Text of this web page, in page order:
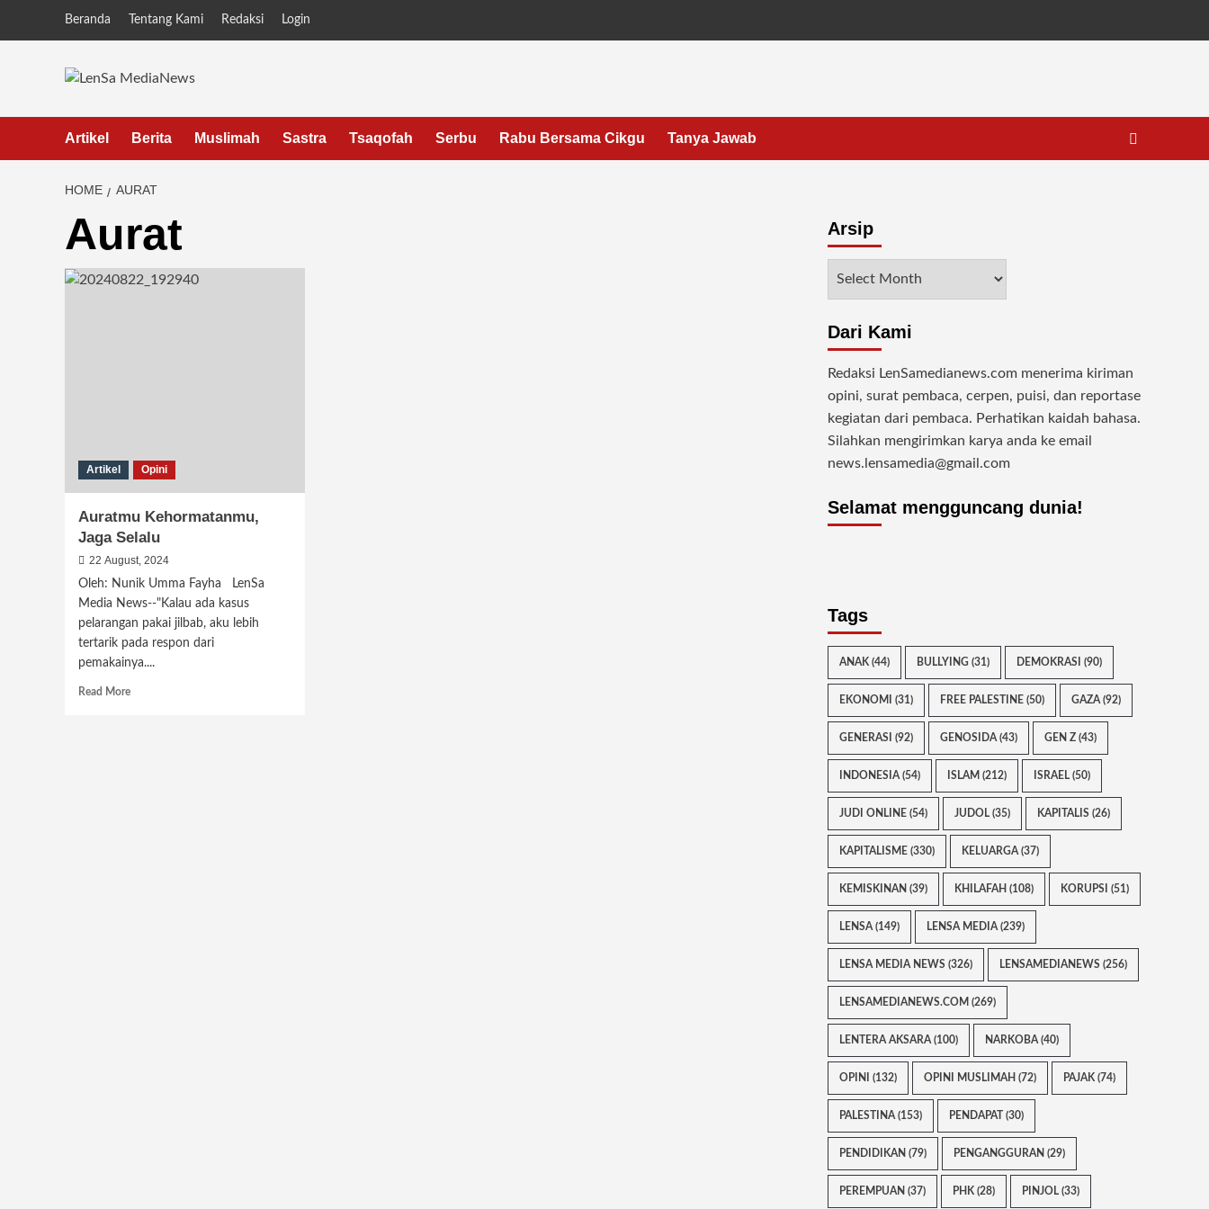
Beranda Tentang Kami Redaksi Login
Artikel Berita Muslimah Sastra Tsaqofah Serbu Rabu Bersama Cikgu Tanya Jawab
HOME AURAT
Aurat
Artikel Opini
Auratmu Kehormatanmu,
Jaga Selalu
22 August, 2024
Oleh: Nunik Umma Fayha LenSa
Media News--"Kalau ada kasus
pelarangan pakai jilbab, aku lebih
tertarik pada respon dari
pemakainya....
Read MoreRead
Arsip
Dari Kami
Redaksi LenSamedianews.com menerima kiriman
opini, surat pembaca, cerpen, puisi, dan reportase
kegiatan dari pembaca. Perhatikan kaidah bahasa.
Silahkan mengirimkan karya anda ke email
news.lensamedia@gmail.com
Selamat mengguncang dunia!
Tags
ANAK(44) BULLYING (31) DEMOKRASI (90)
EKONOMI (31) FREE PALESTINE(50) GAZA(92)
GENERASI (92) GENOSIDA(43) GEN Z(43)
INDONESIA(54) ISLAM (212) ISRAEL(50)
JUDI ONLINE(54) JUDOL(35) KAPITALIS (26)
KAPITALISME(330) KELUARGA(37)
KEMISKINAN (39) KHILAFAH (108) KORUPSI (51)
LENSA(149) LENSA MEDIA(239)
LENSA MEDIA NEWS (326) LENSAMEDIANEWS (256)
LENSAMEDIANEWS.COM (269)
LENTERA AKSARA(100) NARKOBA(40)
OPINI (132) OPINI MUSLIMAH (72) PAJAK(74)
PALESTINA(153) PENDAPAT (30)
PENDIDIKAN (79) PENGANGGURAN (29)
PEREMPUAN (37) PHK(28) PINJOL(33)